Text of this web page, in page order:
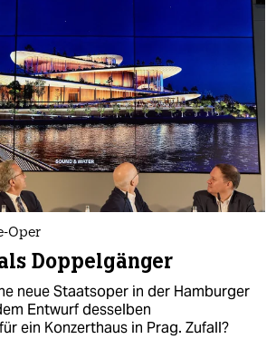
Oper
Doppelgänger
neue Staatsoper in der Hamburger
Entwurf desselben
ein Konzerthaus in Prag. Zufall?